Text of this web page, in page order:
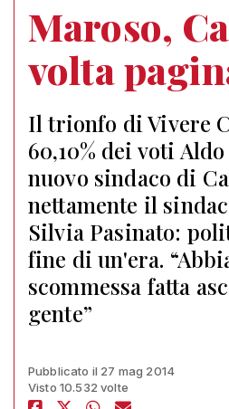
Maroso,
volta
Il trionfo di Vivere
60,10% dei voti
nuovo sindaco di
nettamente il
Silvia Pasinato:
fine di un'era.
scommessa fatta
gente”
Pubblicato il 27 mag 2014
Visto 10.532 volte